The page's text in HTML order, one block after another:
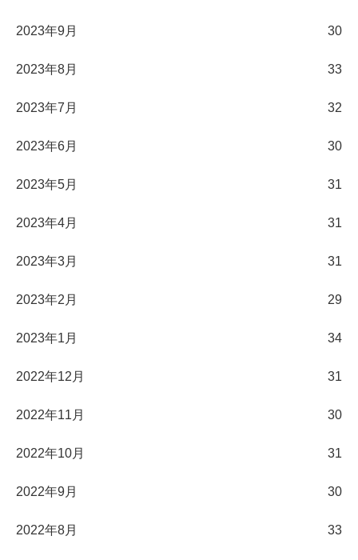
2023年9月 30
2023年8月 33
2023年7月 32
2023年6月 30
2023年5月 31
2023年4月 31
2023年3月 31
2023年2月 29
2023年1月 34
2022年12月 31
2022年11月 30
2022年10月 31
2022年9月 30
2022年8月 33